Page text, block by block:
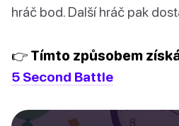
hráč bod. Další hráč pak
👉 Tímto způsobem
5 Second Battle